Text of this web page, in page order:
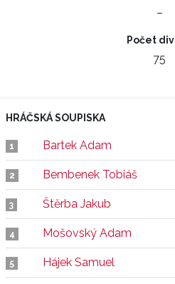
–
Počet
75
HRÁČSKÁ SOUPISKA
1 Bartek Adam
2 Bembenek Tobiáš
3 Štěrba Jakub
4 Mošovský Adam
5 Hájek Samuel